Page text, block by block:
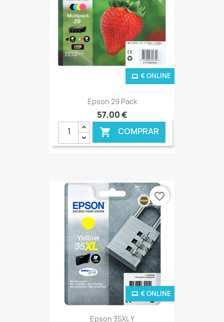
Epson 29 Pack
57,00 €
 COMPRAR
€ ONLINE
Epson 35XL Y
€ ONLINE
favorite_border